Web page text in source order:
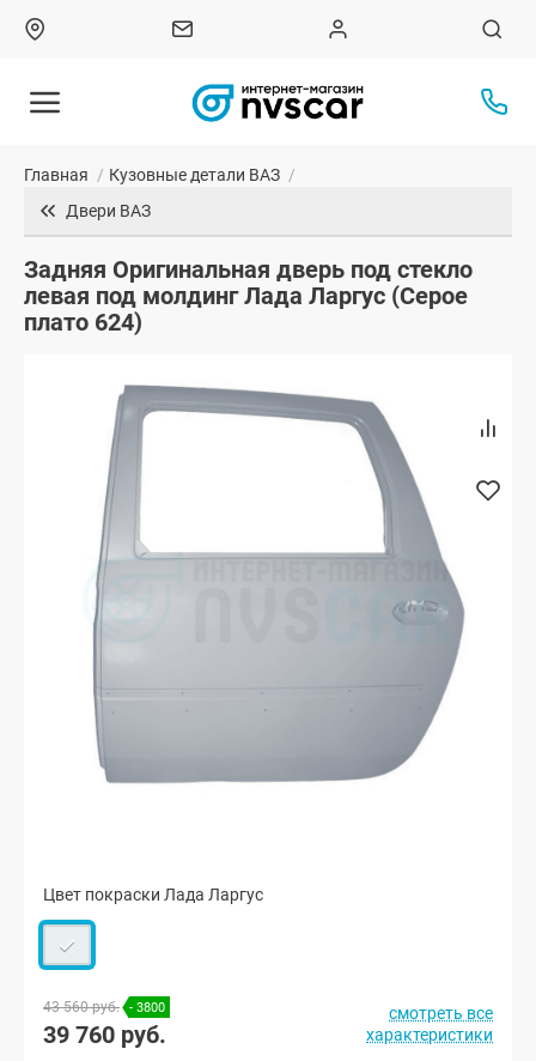
Главная / Кузовные детали ВАЗ /
Двери ВАЗ
Задняя Оригинальная дверь под стекло
левая под молдинг Лада Ларгус (Серое
плато 624)
Цвет покраски Лада Ларгус
43 560 руб. - 3800
39 760 руб.
смотреть все
характеристики